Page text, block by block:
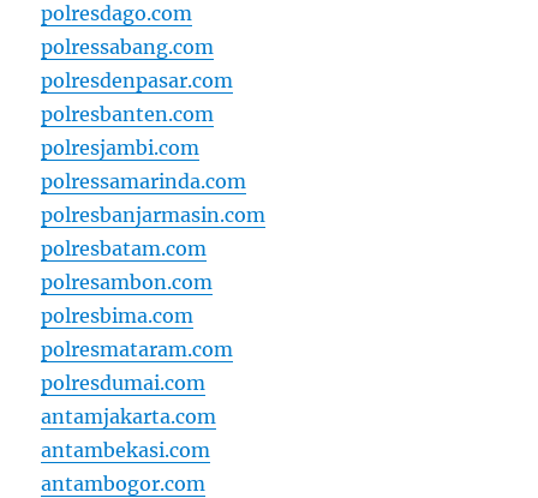
polresdago.com
polressabang.com
polresdenpasar.com
polresbanten.com
polresjambi.com
polressamarinda.com
polresbanjarmasin.com
polresbatam.com
polresambon.com
polresbima.com
polresmataram.com
polresdumai.com
antamjakarta.com
antambekasi.com
antambogor.com